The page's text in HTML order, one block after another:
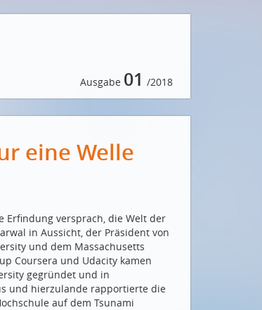
Ausgabe 01 /2018
eine Welle
Erfindung versprach, die Welt der
in Aussicht, der Präsident von
und dem Massachusetts
Coursera und Udacity kamen
gegründet und in
und hierzulande rapportierte die
auf dem Tsunami